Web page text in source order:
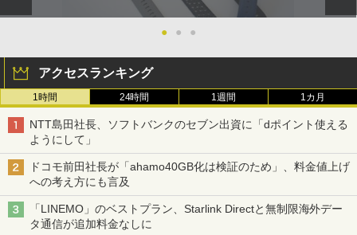
● ● ●
アクセスランキング
1時間 24時間 1週間 1カ月
NTT島田社長、ソフトバンクのセブン出資に「dポイント使える
ようにして」
ドコモ前田社長が「ahamo40GB化は検証のため」、料金値上げ
への考え方にも言及
「LINEMO」のベストプラン、Starlink Directと無制限海外デー
タ通信が追加料金なしに